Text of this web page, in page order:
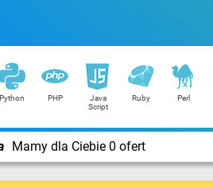
Python PHP
Java
Script
Ruby Perl
Mamy dla Ciebie 0 ofert